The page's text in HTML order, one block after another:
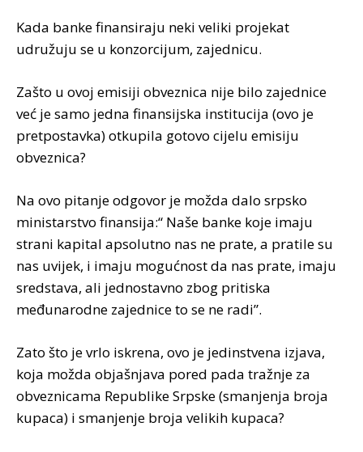
Kada banke finansiraju neki veliki projekat
udružuju se u konzorcijum, zajednicu.
Zašto u ovoj emisiji obveznica nije bilo zajednice
već je samo jedna finansijska institucija (ovo je
pretpostavka) otkupila gotovo cijelu emisiju
obveznica?
Na ovo pitanje odgovor je možda dalo srpsko
ministarstvo finansija:“ Naše banke koje imaju
strani kapital apsolutno nas ne prate, a pratile su
nas uvijek, i imaju mogućnost da nas prate, imaju
sredstava, ali jednostavno zbog pritiska
međunarodne zajednice to se ne radi”.
Zato što je vrlo iskrena, ovo je jedinstvena izjava,
koja možda objašnjava pored pada tražnje za
obveznicama Republike Srpske (smanjenja broja
kupaca) i smanjenje broja velikih kupaca?